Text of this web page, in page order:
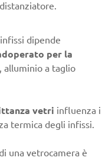
dipende
per la
alluminio a taglio
vetri influenza i
termica degli infissi.
una vetrocamera è